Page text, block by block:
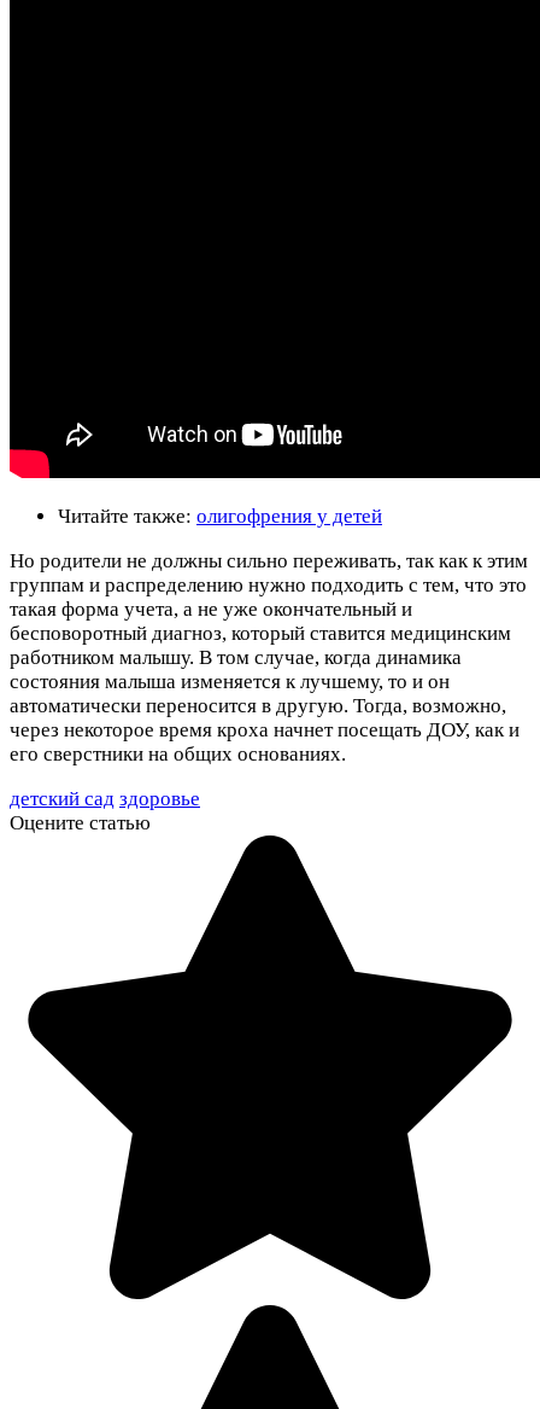
Читайте также: олигофрения у детей
Но родители не должны сильно переживать, так как к этим
группам и распределению нужно подходить с тем, что это
такая форма учета, а не уже окончательный и
бесповоротный диагноз, который ставится медицинским
работником малышу. В том случае, когда динамика
состояния малыша изменяется к лучшему, то и он
автоматически переносится в другую. Тогда, возможно,
через некоторое время кроха начнет посещать ДОУ, как и
его сверстники на общих основаниях.
детский сад здоровье
Оцените статью